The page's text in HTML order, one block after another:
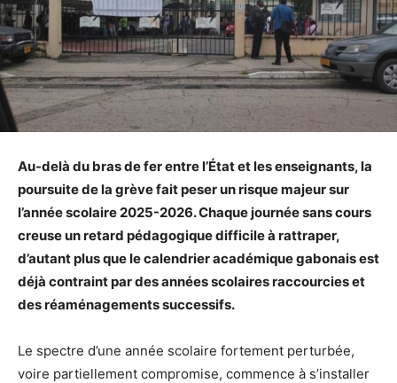
Au-delà du bras de fer entre l’État et les enseignants, la
poursuite de la grève fait peser un risque majeur sur
l’année scolaire 2025-2026. Chaque journée sans cours
creuse un retard pédagogique difficile à rattraper,
d’autant plus que le calendrier académique gabonais est
déjà contraint par des années scolaires raccourcies et
des réaménagements successifs.
Le spectre d’une année scolaire fortement perturbée,
voire partiellement compromise, commence à s’installer